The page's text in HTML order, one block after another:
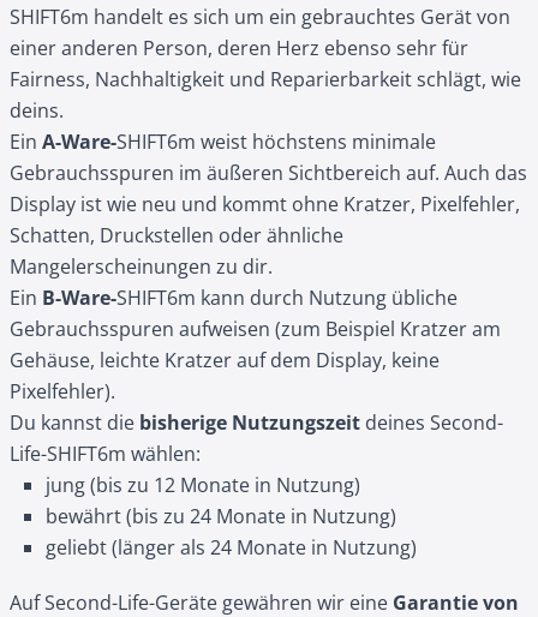
SHIFT6m handelt es sich um ein gebrauchtes Gerät von
einer anderen Person, deren Herz ebenso sehr für
Fairness, Nachhaltigkeit und Reparierbarkeit schlägt, wie
deins.
Ein A-Ware-SHIFT6m weist höchstens minimale
Gebrauchsspuren im äußeren Sichtbereich auf. Auch das
Display ist wie neu und kommt ohne Kratzer, Pixelfehler,
Schatten, Druckstellen oder ähnliche
Mangelerscheinungen zu dir.
Ein B-Ware-SHIFT6m kann durch Nutzung übliche
Gebrauchsspuren aufweisen (zum Beispiel Kratzer am
Gehäuse, leichte Kratzer auf dem Display, keine
Pixelfehler).
Du kannst die bisherige Nutzungszeit deines Second-
Life-SHIFT6m wählen:
jung (bis zu 12 Monate in Nutzung)
bewährt (bis zu 24 Monate in Nutzung)
geliebt (länger als 24 Monate in Nutzung)
Auf Second-Life-Geräte gewähren wir eine Garantie von